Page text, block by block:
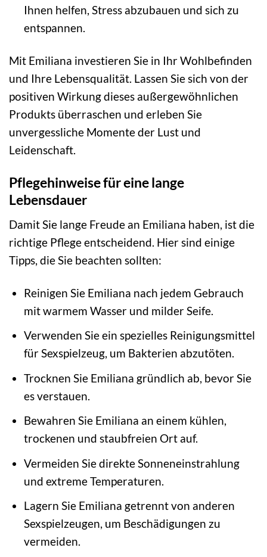
Ihnen helfen, Stress abzubauen und sich zu
entspannen.
Mit Emiliana investieren Sie in Ihr Wohlbefinden
und Ihre Lebensqualität. Lassen Sie sich von der
positiven Wirkung dieses außergewöhnlichen
Produkts überraschen und erleben Sie
unvergessliche Momente der Lust und
Leidenschaft.
Pflegehinweise für eine lange
Lebensdauer
Damit Sie lange Freude an Emiliana haben, ist die
richtige Pflege entscheidend. Hier sind einige
Tipps, die Sie beachten sollten:
Reinigen Sie Emiliana nach jedem Gebrauch
mit warmem Wasser und milder Seife.
Verwenden Sie ein spezielles Reinigungsmittel
für Sexspielzeug, um Bakterien abzutöten.
Trocknen Sie Emiliana gründlich ab, bevor Sie
es verstauen.
Bewahren Sie Emiliana an einem kühlen,
trockenen und staubfreien Ort auf.
Vermeiden Sie direkte Sonneneinstrahlung
und extreme Temperaturen.
Lagern Sie Emiliana getrennt von anderen
Sexspielzeugen, um Beschädigungen zu
vermeiden.